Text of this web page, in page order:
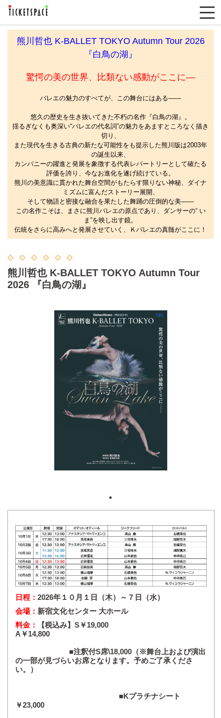
熊川哲也 K-BALLET TOKYO Autumn Tour 2026
『白鳥の湖』
驚愕の美の世界、比類ない感動がここに―
バレエの魅力のすべてが、この舞台にはある――
悠久の歴史を生き抜いてきた不朽の名作『白鳥の湖』。
揺るぎなくも奥深い“バレエの代名詞”の魅力をあますところなく描き
切り、
また現代を生きる古典の新たな可能性をも提示した熊川版は2003年
の誕生以来、
カンパニーの躍進と発展を象徴する代表レパートリーとして確たる
評価を誇り、今なお進化を遂げ続けている。
熊川の美意識に貫かれた舞台空間がもたらす限りない神秘、ダイナ
ミズムに富んだストーリー展開、
そして物語と密接な融合を果たした舞踊の圧倒的な美――
この名作こそは、まさに熊川バレエの原点であり、ダンサーの“ い
ま”を映し出す鏡。
伝統をさらに高みへと発展させていく、Ｋバレエの真髄がここに！
◇ ◇ ◇ ◇ ◇ ◇
熊川哲也 K-BALLET TOKYO Autumn Tour
2026 『白鳥の湖』
日程： 2026年１０月１日（木）～７日（水）
会場： 新宿文化センター 大ホール
料金：
【税込み】S￥19,000
A￥14,800
■注釈付S席\18,000（※舞台上および演出
の一部が見づらいお席となります。予めご了承くださ
い。）
■Kプラチナシート
￥23,000